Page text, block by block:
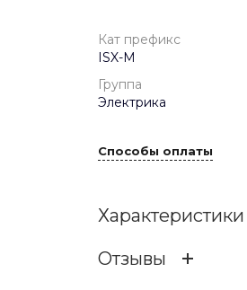
Кат префикс
ISX-M
Группа
Электрика
Способы оплаты
Характеристики
Отзывы